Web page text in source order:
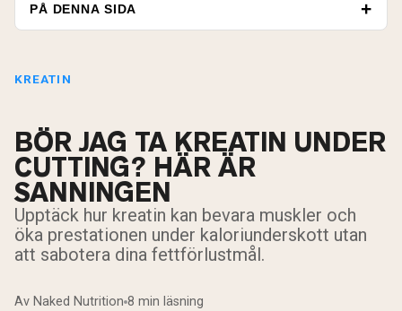
PÅ DENNA SIDA
KREATIN
BÖR JAG TA KREATIN UNDER
CUTTING? HÄR ÄR
SANNINGEN
Upptäck hur kreatin kan bevara muskler och
öka prestationen under kaloriunderskott utan
att sabotera dina fettförlustmål.
Av Naked Nutrition 8 min läsning